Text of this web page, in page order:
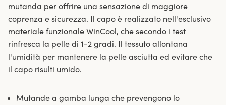
mutanda per offrire una sensazione di maggiore
coprenza e sicurezza. Il capo è realizzato nell'esclusivo
materiale funzionale WinCool, che secondo i test
rinfresca la pelle di 1-2 gradi. Il tessuto allontana
l'umidità per mantenere la pelle asciutta ed evitare che
il capo risulti umido.
Mutande a gamba lunga che prevengono lo